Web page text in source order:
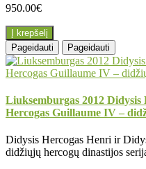
950.00€
Į krepšelį
Pageidauti
Pageidauti
Liuksemburgas 2012
Hercogas Guillaume IV –
Didysis Hercogas Henri ir
didžiųjų hercogų dinastijos